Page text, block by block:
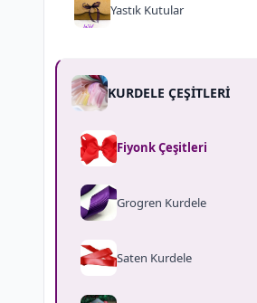
Yastık Kutular
KURDELE ÇEŞİTLERİ
Fiyonk Çeşitleri
Grogren Kurdele
Saten Kurdele